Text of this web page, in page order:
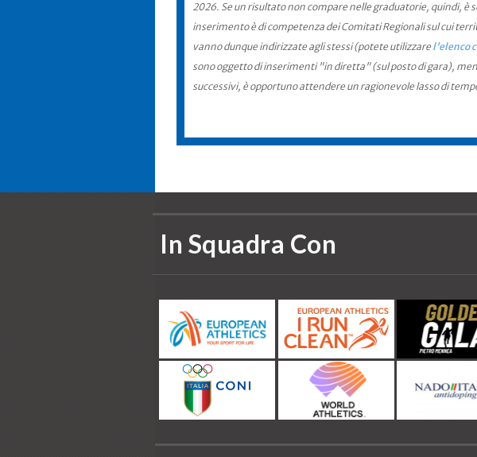
2026. Se un risultato non compare nelle graduatorie, quindi, è
inserimento è di competenza dei Comitati Regionali sul cui
vanno dunque indirizzate agli stessi (potete utilizzare l'elenco
sono oggetto di inserimenti "in diretta" (sul posto di gara),
successivi, è opportuno attendere un ragionevole lasso di
In Squadra Con